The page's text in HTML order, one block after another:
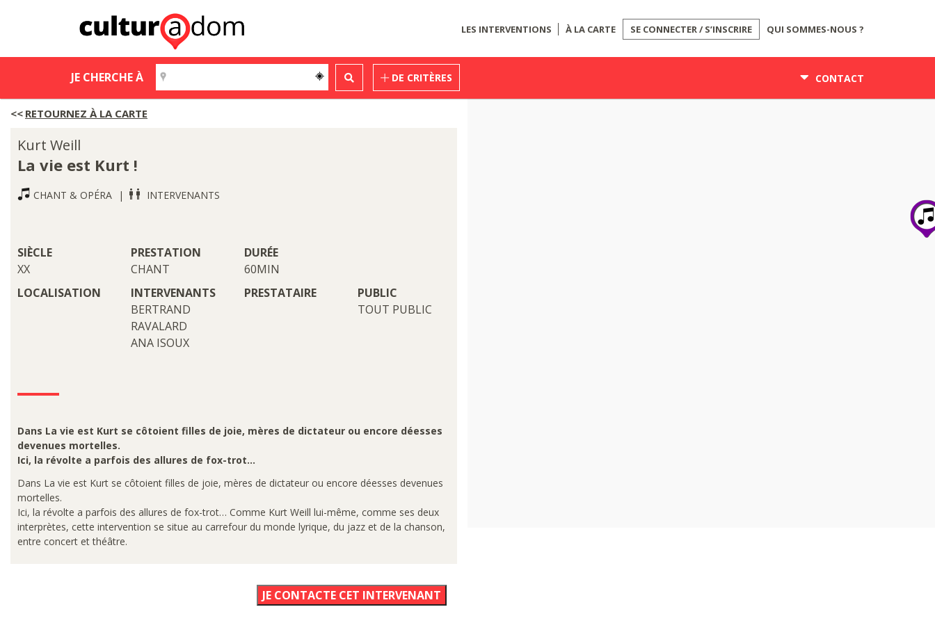
LES INTERVENTIONS À LA CARTE SE CONNECTER / S’INSCRIRE QUI SOMMES-NOUS ?
JE CHERCHE À DE CRITÈRES CONTACT
RETOURNEZ À LA CARTE
Kurt Weill
La vie est Kurt !
CHANT & OPÉRA INTERVENANTS
SIÈCLE
XX
PRESTATION
CHANT
DURÉE
60MIN
LOCALISATION
INTERVENANTS
BERTRAND
RAVALARD
ANA ISOUX
PRESTATAIRE
PUBLIC
TOUT PUBLIC
Dans La vie est Kurt se côtoient filles de joie, mères de dictateur ou encore déesses
devenues mortelles.
Ici, la révolte a parfois des allures de fox-trot…
Dans La vie est Kurt se côtoient filles de joie, mères de dictateur ou encore déesses devenues
mortelles.
Ici, la révolte a parfois des allures de fox-trot… Comme Kurt Weill lui-même, comme ses deux
interprètes, cette intervention se situe au carrefour du monde lyrique, du jazz et de la chanson,
entre concert et théâtre.
JE CONTACTE CET INTERVENANT